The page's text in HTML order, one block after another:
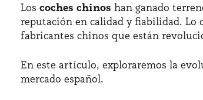
Los coches chinos han ganado
reputación en calidad y fiabilidad. Lo
fabricantes chinos que están
En este artículo, exploraremos la
mercado español.